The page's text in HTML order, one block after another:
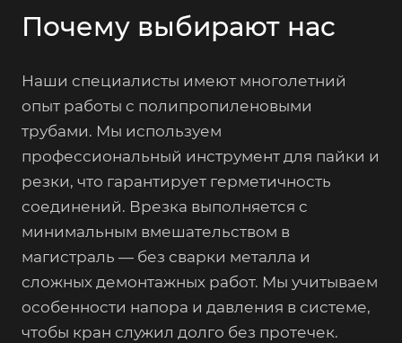
Почему выбирают нас
Наши специалисты имеют многолетний
опыт работы с полипропиленовыми
трубами. Мы используем
профессиональный инструмент для пайки и
резки, что гарантирует герметичность
соединений. Врезка выполняется с
минимальным вмешательством в
магистраль — без сварки металла и
сложных демонтажных работ. Мы учитываем
особенности напора и давления в системе,
чтобы кран служил долго без протечек.